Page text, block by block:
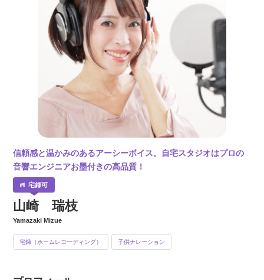
信頼感と温かみのあるアーシーボイス。自宅スタジオはプロの
音響エンジニアお墨付きの高品質！
山崎 瑞枝
Yamazaki Mizue
宅録（ホームレコーディング） 子供ナレーション